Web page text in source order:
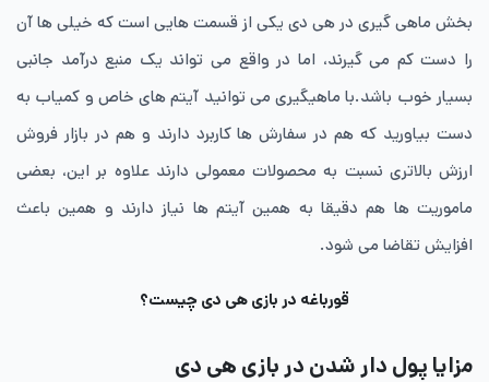
بخش ماهی گیری در هی دی یکی از قسمت هایی است که خیلی ها آن
را دست کم می گیرند، اما در واقع می تواند یک منبع درآمد جانبی
بسیار خوب باشد.با ماهیگیری می توانید آیتم های خاص و کمیاب به
دست بیاورید که هم در سفارش ها کاربرد دارند و هم در بازار فروش
ارزش بالاتری نسبت به محصولات معمولی دارند علاوه بر این، بعضی
ماموریت ها هم دقیقا به همین آیتم ها نیاز دارند و همین باعث
افزایش تقاضا می شود.
قورباغه در بازی هی دی چیست؟
مزایا پول دار شدن در بازی هی دی